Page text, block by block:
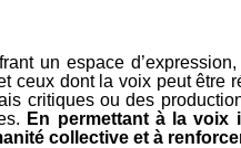
un espace
dont la voix peut être
critiques ou des
En permettant à la voix
collective et à